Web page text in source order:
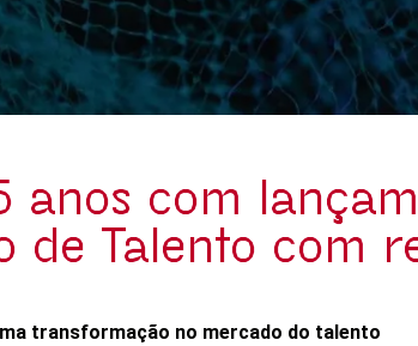
anos com
de Talento com
transformação no mercado do talento